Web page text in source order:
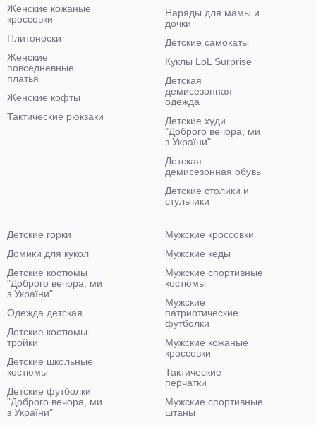
Женские кожаные
кроссовки
Плитоноски
Женские
повседневные
платья
Женские кофты
Тактические рюкзаки
Наряды для мамы и
дочки
Детские самокаты
Куклы LoL Surprise
Детская
демисезонная
одежда
Детские худи
"Доброго вечора, ми
з України"
Детская
демисезонная обувь
Детские столики и
стульчики
Детские горки
Домики для кукол
Детские костюмы
"Доброго вечора, ми
з України"
Одежда детская
Детские костюмы-
тройки
Детские школьные
костюмы
Детские футболки
"Доброго вечора, ми
з України"
Мужские кроссовки
Мужские кеды
Мужские спортивные
костюмы
Мужские
патриотические
футболки
Мужские кожаные
кроссовки
Тактические
перчатки
Мужские спортивные
штаны